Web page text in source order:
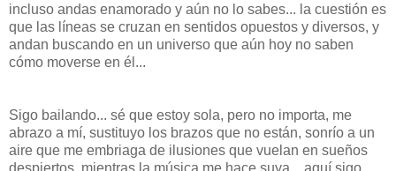
incluso andas enamorado y aún no lo sabes... la cuestión es
que las líneas se cruzan en sentidos opuestos y diversos, y
andan buscando en un universo que aún hoy no saben
cómo moverse en él...
Sigo bailando... sé que estoy sola, pero no importa, me
abrazo a mí, sustituyo los brazos que no están, sonrío a un
aire que me embriaga de ilusiones que vuelan en sueños
despiertos, mientras la música me hace suya... aquí sigo,